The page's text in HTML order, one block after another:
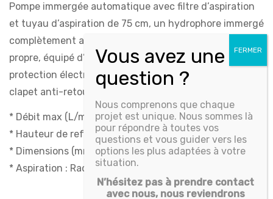
Pompe immergée automatique avec filtre d’aspiration
et tuyau d’aspiration de 75 cm, un hydrophore immergé
complètement automatique pour le pompage d’eau
propre, équipé d’une unité de commande et de
protection électronique régulant la pression, avec
clapet anti-retour et sécurité manque d’eau :
* Débit max (L/min) : 95
* Hauteur de refoulement max (m) : 46
* Dimensions (mm) : ø150 x H480
* Aspiration : Raccord aspiration inox 1’’
Nous comprenons que chaque
projet est unique. Nous sommes là
pour répondre à toutes vos
questions et vous guider vers les
options les plus adaptées à votre
situation.
N’hésitez pas à prendre contact
avec nous, nous reviendrons